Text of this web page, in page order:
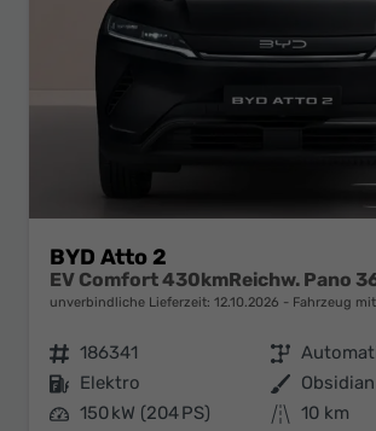
BYD Atto 2
EV Comfort 430kmReichw. Pano
unverbindliche Lieferzeit: 12.10.2026 Fahrzeug
Fahrzeugnr. 186341 Getriebe
Kraftstoff Elektro Außenfarbe
Leistung 150 kW (204 PS) Kilometerstand 10 km